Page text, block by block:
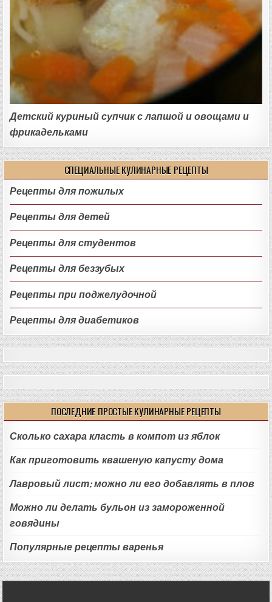
Детский куриный супчик с лапшой и овощами и
фрикадельками
СПЕЦИАЛЬНЫЕ КУЛИНАРНЫЕ РЕЦЕПТЫ
Рецепты для пожилых
Рецепты для детей
Рецепты для студентов
Рецепты для беззубых
Рецепты при поджелудочной
Рецепты для диабетиков
ПОСЛЕДНИЕ ПРОСТЫЕ КУЛИНАРНЫЕ РЕЦЕПТЫ
Сколько сахара класть в компот из яблок
Как приготовить квашеную капусту дома
Лавровый лист: можно ли его добавлять в плов
Можно ли делать бульон из замороженной
говядины
Популярные рецепты варенья